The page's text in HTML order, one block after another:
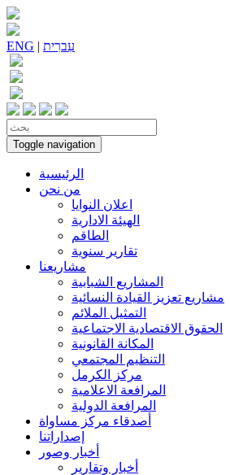
ENG | עִברִית
Toggle navigation
الرئيسية
من نحن
اعلان النوايا
الهيئة الادارية
الطاقم
تقارير سنوية
مشاريعنا
المشاريع الشبابية
مشاريع تعزيز القيادة النسائية
التمثيل الملائم
الحقوق الاقتصادية الاجتماعية
المكانة القانونية
التنظيم المجتمعي
مركز الكرمل
المرافعة الاعلامية
المرافعة الدولية
أصدقاء مركز مساواة
إصداراتنا
أخبار وصور
أخبار وتقارير